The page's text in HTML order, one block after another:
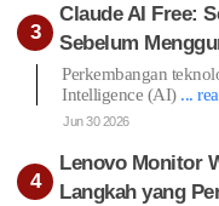
Claude AI Free:
Sebelum
Perkembangan
Intelligence (AI) ...
Jun 30 2026
Lenovo Monitor
Langkah yang